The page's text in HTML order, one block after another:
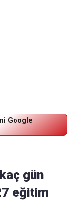
Google
gün
eğitim